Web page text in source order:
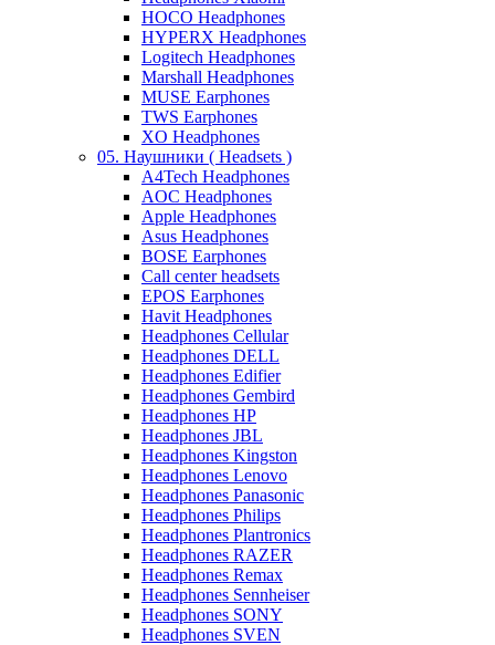
HOCO Headphones
HYPERX Headphones
Logitech Headphones
Marshall Headphones
MUSE Earphones
TWS Earphones
XO Headphones
05. Наушники ( Headsets )
A4Tech Headphones
AOC Headphones
Apple Headphones
Asus Headphones
BOSE Earphones
Call center headsets
EPOS Earphones
Havit Headphones
Headphones Cellular
Headphones DELL
Headphones Edifier
Headphones Gembird
Headphones HP
Headphones JBL
Headphones Kingston
Headphones Lenovo
Headphones Panasonic
Headphones Philips
Headphones Plantronics
Headphones RAZER
Headphones Remax
Headphones Sennheiser
Headphones SONY
Headphones SVEN